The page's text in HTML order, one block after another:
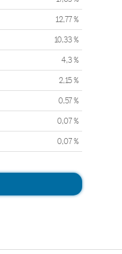
12,77 %
10,33 %
4,3 %
2,15 %
0,57 %
0,07 %
0,07 %